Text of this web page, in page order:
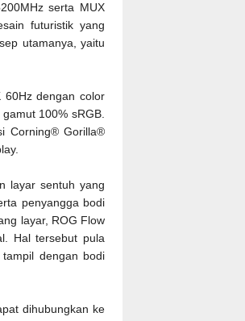
serta MUX
futuristik yang
utamanya, yaitu
60Hz dengan color
100% sRGB.
Corning® Gorilla®
layar sentuh yang
penyangga bodi
layar, ROG Flow
Hal tersebut pula
dengan bodi
dihubungkan ke